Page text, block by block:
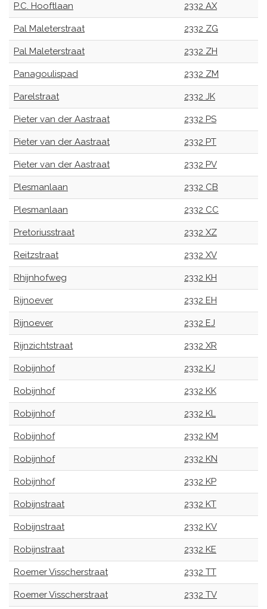
P.C. Hooftlaan 2332 AX
Pal Maleterstraat 2332 ZG
Pal Maleterstraat 2332 ZH
Panagoulispad 2332 ZM
Parelstraat 2332 JK
Pieter van der Aastraat 2332 PS
Pieter van der Aastraat 2332 PT
Pieter van der Aastraat 2332 PV
Plesmanlaan 2332 CB
Plesmanlaan 2332 CC
Pretoriusstraat 2332 XZ
Reitzstraat 2332 XV
Rhijnhofweg 2332 KH
Rijnoever 2332 EH
Rijnoever 2332 EJ
Rijnzichtstraat 2332 XR
Robijnhof 2332 KJ
Robijnhof 2332 KK
Robijnhof 2332 KL
Robijnhof 2332 KM
Robijnhof 2332 KN
Robijnhof 2332 KP
Robijnstraat 2332 KT
Robijnstraat 2332 KV
Robijnstraat 2332 KE
Roemer Visscherstraat 2332 TT
Roemer Visscherstraat 2332 TV